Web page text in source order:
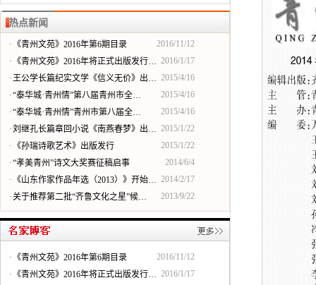
热点新闻
· 《青州文苑》2016年第6期目录
2016/11/12
· 《青州文苑》2016年将正式出版发行… 2016/1/17
·王公学长篇纪实文学《信义无价》出… 2015/4/16
·“泰华城·青州情”第八届青州市全…
2015/4/16
·“泰华城·青州情”青州市第八届全…
2015/4/16
·刘继孔长篇章回小说《南燕春梦》出… 2015/1/22
· 《孙瑞诗歌艺术》出版发行
2015/1/22
·“孝美青州”诗文大奖赛征稿启事
2014/6/4
· 《山东作家作品年选（2013）》开始… 2014/2/17
·关于推荐第二批“齐鲁文化之星”候… 2013/9/22
· 《青州文苑》2016年第6期目录
2016/11/12
· 《青州文苑》2016年将正式出版发行… 2016/1/17